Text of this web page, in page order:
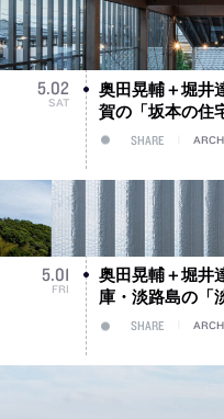
5.02
SAT
奥田晃輔＋堀井
賀の「坂本の住
SHARE
5.01
FRI
奥田晃輔＋堀井
庫・淡路島の「
SHARE